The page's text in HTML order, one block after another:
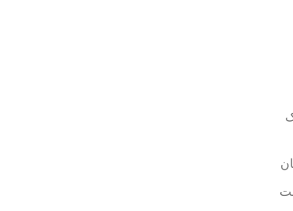
3-سخت